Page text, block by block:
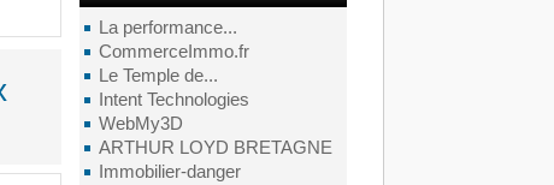
La performance...
CommerceImmo.fr
Le Temple de...
Intent Technologies
WebMy3D
ARTHUR LOYD BRETAGNE
Immobilier-danger